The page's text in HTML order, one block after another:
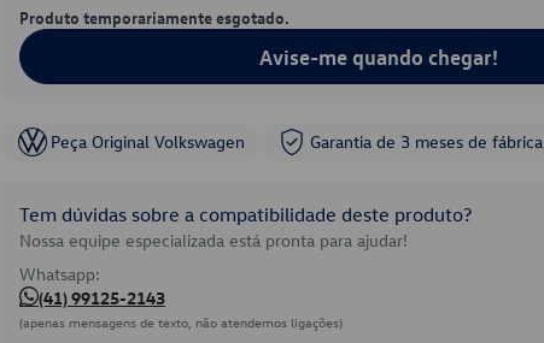
Produto temporariamente esgotado.
Avise-me quando chegar!
Peça Original Volkswagen Garantia de 3 meses de fábrica
Tem dúvidas sobre a compatibilidade deste produto?
Nossa equipe especializada está pronta para ajudar!
Whatsapp:
(41) 99125-2143
(apenas mensagens de texto, não atendemos ligações)